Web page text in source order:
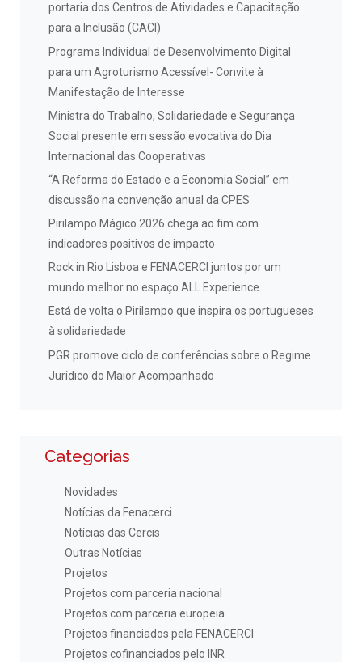
portaria dos Centros de Atividades e Capacitação
para a Inclusão (CACI)
Programa Individual de Desenvolvimento Digital
para um Agroturismo Acessível- Convite à
Manifestação de Interesse
Ministra do Trabalho, Solidariedade e Segurança
Social presente em sessão evocativa do Dia
Internacional das Cooperativas
“A Reforma do Estado e a Economia Social” em
discussão na convenção anual da CPES
Pirilampo Mágico 2026 chega ao fim com
indicadores positivos de impacto
Rock in Rio Lisboa e FENACERCI juntos por um
mundo melhor no espaço ALL Experience
Está de volta o Pirilampo que inspira os portugueses
à solidariedade
PGR promove ciclo de conferências sobre o Regime
Jurídico do Maior Acompanhado
Categorias
Novidades
Notícias da Fenacerci
Notícias das Cercis
Outras Notícias
Projetos
Projetos com parceria nacional
Projetos com parceria europeia
Projetos financiados pela FENACERCI
Projetos cofinanciados pelo INR